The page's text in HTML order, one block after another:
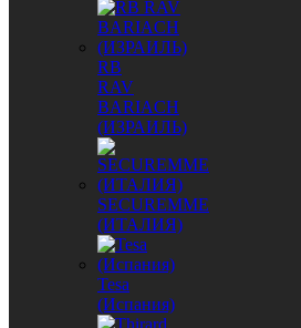
RB
RAV
BARIACH
(ИЗРАИЛЬ)
SECUREMME
(ИТАЛИЯ)
Tesa
(Испания)